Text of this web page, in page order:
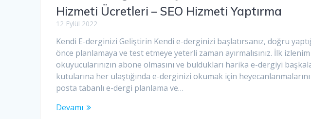
Hizmeti Ücretleri – SEO Hizmeti Yaptırma
12 Eylül 2022
Kendi E-derginizi Geliştirin Kendi e-derginizi başlatırsanız, doğru
önce planlamaya ve test etmeye yeterli zaman ayırmalısınız. İlk
okuyucularınızın abone olmasını ve buldukları harika e-dergiyi
kutularına her ulaştığında e-derginizi okumak için
posta tabanlı e-dergi planlama ve…
Devamı